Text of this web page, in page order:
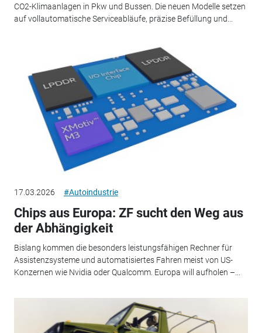
CO2-Klimaanlagen in Pkw und Bussen. Die neuen Modelle setzen
auf vollautomatische Serviceabläufe, präzise Befüllung und...
17.03.2026 #Autoindustrie
Chips aus Europa: ZF sucht den Weg aus
der Abhängigkeit
Bislang kommen die besonders leistungsfähigen Rechner für
Assistenzsysteme und automatisiertes Fahren meist von US-
Konzernen wie Nvidia oder Qualcomm. Europa will aufholen –...